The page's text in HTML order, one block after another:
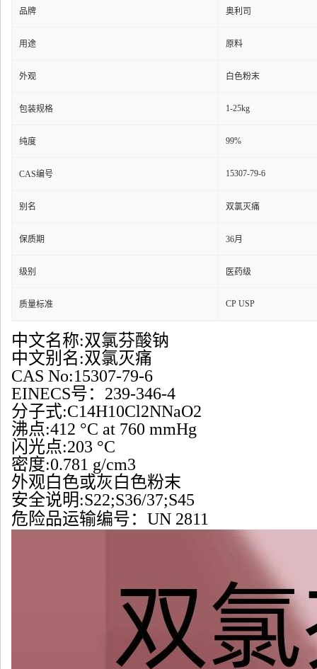
品牌 奥利司
用途 原料
外观 白色粉末
包装规格 1-25kg
纯度 99%
CAS编号 15307-79-6
别名 双氯灭痛
保质期 36月
级别 医药级
质量标准 CP USP
中文名称:双氯芬酸钠
中文别名:双氯灭痛
CAS No:15307-79-6
EINECS号：239-346-4
分子式:C14H10Cl2NNaO2
沸点:412 °C at 760 mmHg
闪光点:203 °C
密度:0.781 g/cm3
外观白色或灰白色粉末
安全说明:S22;S36/37;S45
危险品运输编号：UN 2811